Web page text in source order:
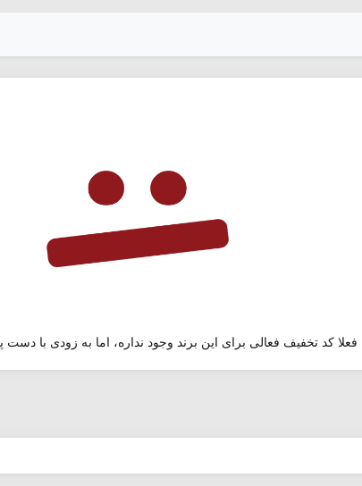
فعلا کد تخفیف فعالی برای این برند وجود نداره، اما به زودی با